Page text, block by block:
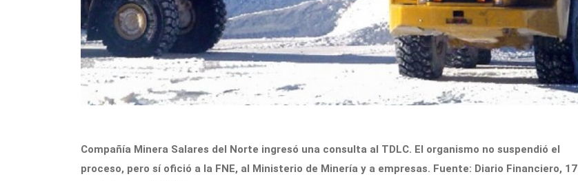
Compañía Minera Salares del Norte ingresó una consulta al TDLC. El organismo no suspendió el
proceso, pero sí ofició a la FNE, al Ministerio de Minería y a empresas. Fuente: Diario Financiero, 17